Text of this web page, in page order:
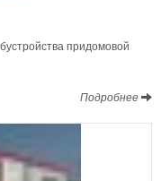
придомовой
Подробнее